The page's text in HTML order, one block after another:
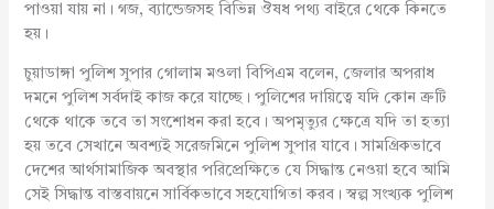
পাওয়া যায় না। গজ, ব্যান্ডেজসহ বিভিন্ন ঔষধ পথ্য বাইরে থেকে কিনতে
হয়।
চুয়াডাঙ্গা পুলিশ সুপার গোলাম মওলা বিপিএম বলেন, জেলার অপরাধ
দমনে পুলিশ সর্বদাই কাজ করে যাচ্ছে। পুলিশের দায়িত্বে যদি কোন ত্রুটি
থেকে থাকে তবে তা সংশোধন করা হবে। অপমৃত্যুর ক্ষেত্রে যদি তা হত্যা
হয় তবে সেখানে অবশ্যই সরেজমিনে পুলিশ সুপার যাবে। সামগ্রিকভাবে
দেশের আর্থসামাজিক অবস্থার পরিপ্রেক্ষিতে যে সিদ্ধান্ত নেওয়া হবে আমি
সেই সিদ্ধান্ত বাস্তবায়নে সার্বিকভাবে সহযোগিতা করব। স্বল্প সংখ্যক পুলিশ